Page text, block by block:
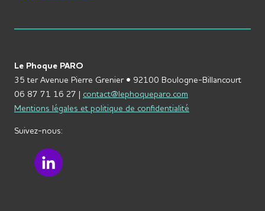
Le Phoque PARO
35 ter Avenue Pierre Grenier • 92100 Boulogne-Billancourt
06 87 71 16 27 | contact@lephoqueparo.com
Mentions légales et politique de confidentialité
Suivez-nous:
LinkedIn